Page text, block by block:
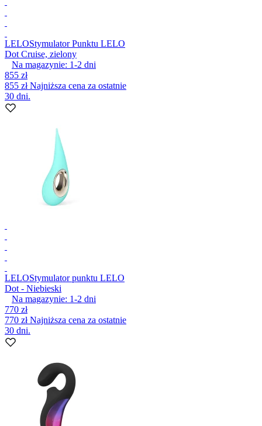
LELOStymulator Punktu LELO
Dot Cruise, zielony
Na magazynie: 1-2 dni
855 zł
855 złNajniższa cena za ostatnie
30 dni.
LELOStymulator punktu LELO
Dot - Niebieski
Na magazynie: 1-2 dni
770 zł
770 złNajniższa cena za ostatnie
30 dni.